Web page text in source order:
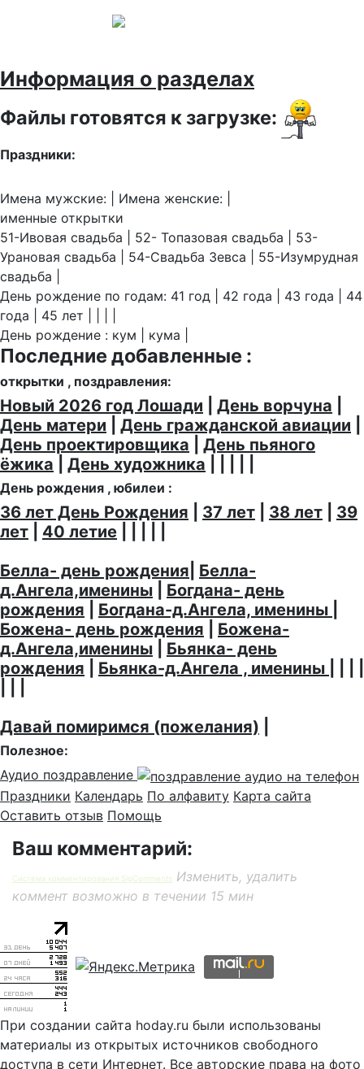
Информация о разделах
Файлы готовятся к загрузке:
Праздники:
Имена мужские: | Имена женские: |
именные открытки
51-Ивовая свадьба | 52- Топазовая свадьба | 53-
Урановая свадьба | 54-Свадьба Зевса | 55-Изумрудная
свадьба |
День рождение по годам: 41 год | 42 года | 43 года | 44
года | 45 лет | | | |
День рождение : кум | кума |
Последние добавленные :
открытки , поздравления:
Новый 2026 год Лошади День ворчуна
День матери
День гражданской авиации
День проектировщика
День пьяного
ёжика
День художника
День рождения , юбилеи :
36 лет День Рождения 37 лет 38 лет
39
лет
40 летие
Белла- день рождения Белла-
д.Ангела,именины
Богдана- день
рождения
Богдана-д.Ангела, именины
Божена- день рождения
Божена-
д.Ангела,именины
Бьянка- день
рождения
Бьянка-д.Ангела , именины
Давай помиримся (пожелания)
Полезное:
Аудио поздравление
Праздники Календарь По алфавиту Карта сайта
Оставить отзыв Помощь
Ваш комментарий:
Система комментирования SigComments
Изменить, удалить
коммент возможно в течении 15 мин
При создании сайта hoday.ru были использованы
материалы из открытых источников свободного
доступа в сети Интернет. Все авторские права на фото